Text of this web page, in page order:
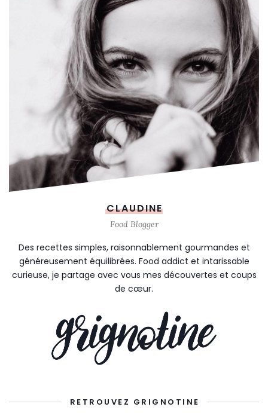
CLAUDINE
Food Blogger
Des recettes simples, raisonnablement gourmandes et
généreusement équilibrées. Food addict et intarissable
curieuse, je partage avec vous mes découvertes et coups
de cœur.
RETROUVEZ GRIGNOTINE